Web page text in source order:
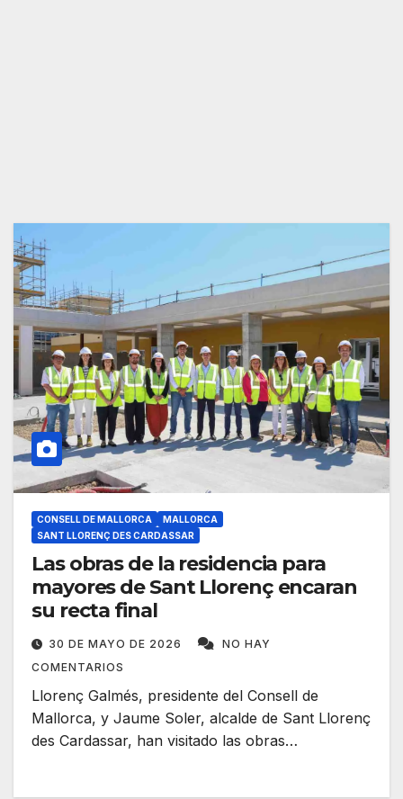
CONSELL DE MALLORCA
MALLORCA
SANT LLORENÇ DES CARDASSAR
Las obras de la residencia para
mayores de Sant Llorenç encaran
su recta final
30 DE MAYO DE 2026
NO HAY
COMENTARIOS
Llorenç Galmés, presidente del Consell de
Mallorca, y Jaume Soler, alcalde de Sant Llorenç
des Cardassar, han visitado las obras…